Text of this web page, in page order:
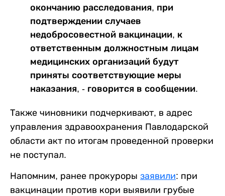
окончанию расследования, при
подтверждении случаев
недобросовестной вакцинации, к
ответственным должностным лицам
медицинских организаций будут
приняты соответствующие меры
наказания, - говорится в сообщении.
Также чиновники подчеркивают, в адрес
управления здравоохранения Павлодарской
области акт по итогам проведенной проверки
не поступал.
Напомним, ранее прокуроры заявили: при
вакцинации против кори выявили грубые